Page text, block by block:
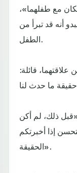
مع طفلهما»،
أنه قد تبرأ من
الطفل.
قائلة:
ذلك، لم أكن
إذا أخبرتكم
الحقيقة».